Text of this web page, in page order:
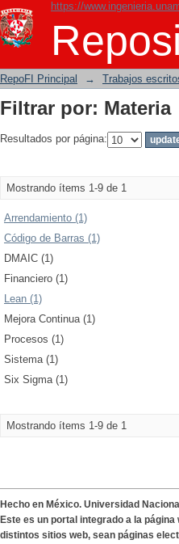
https://
Filtrar por: Materia
RepoFI Principal → Trabajos
Filtrar por: Materia
Resultados por página:
Mostrando ítems 1-9 de 1
Arrendamiento (1)
Código de Barras (1)
DMAIC (1)
Financiero (1)
Lean (1)
Mejora Continua (1)
Procesos (1)
Sistema (1)
Six Sigma (1)
Mostrando ítems 1-9 de 1
Hecho en México. Universidad
Este es un portal integrado a la
distintos sitios web, sean páginas